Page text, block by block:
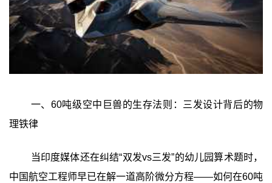
一、60吨级空中巨兽的生存法则：三发设计背后的物
理铁律
当印度媒体还在纠结“双发vs三发”的幼儿园算术题时，
中国航空工程师早已在解一道高阶微分方程——如何在60吨